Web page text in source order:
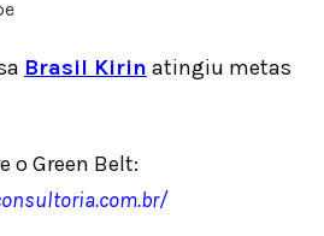
Brasil Kirin atingiu metas
o Green Belt: